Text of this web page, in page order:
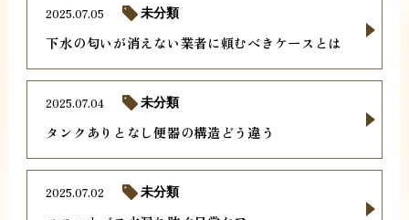
下水の匂いが消えない業者に頼むべきケースとは
2025.07.05 未分類
タンクありとなし便器の構造どう違う
2025.07.04 未分類
2025.07.02 未分類